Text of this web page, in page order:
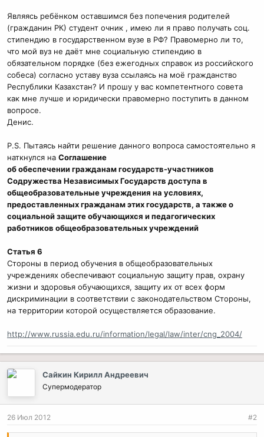
Являясь ребёнком оставшимся без попечения родителей
(гражданин РК) студент очник , имею ли я право получать соц.
стипендию в государственном вузе в РФ? Правомерно ли то,
что мой вуз не даёт мне социальную стипендию в
обязательном порядке (без ежегодных справок из российского
собеса) согласно уставу вуза ссылаясь на моё гражданство
Республики Казахстан? И прошу у вас компетентного совета
как мне лучше и юридически правомерно поступить в данном
вопросе.
Денис.
P.S. Пытаясь найти решение данного вопроса самостоятельно я
наткнулся на Соглашение
об обеспечении гражданам государств-участников
Содружества Независимых Государств доступа в
общеобразовательные учреждения на условиях,
предоставленных гражданам этих государств, а также о
социальной защите обучающихся и педагогических
работников общеобразовательных учреждений
Статья 6
Стороны в период обучения в общеобразовательных
учреждениях обеспечивают социальную защиту прав, охрану
жизни и здоровья обучающихся, защиту их от всех форм
дискриминации в соответствии с законодательством Стороны,
на территории которой осуществляется образование.
http://www.russia.edu.ru/information/legal/law/inter/cng_2004/
Сайкин Кирилл Андреевич
Супермодератор
26 Июл 2012 #2